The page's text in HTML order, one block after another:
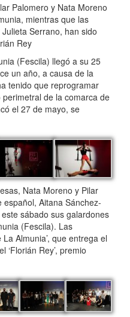
Palomero y Nata Moreno
mientras que las
Serrano, han sido
Rey
(Fescila) llegó a su 25
un año, a causa de la
tenido que reprogramar
de la comarca de
el 27 de mayo, se
Nata Moreno y Pilar
Aitana Sánchez-
sábado sus galardones
(Fescila). Las
Almunia’, que entrega el
‘Florián Rey’, premio